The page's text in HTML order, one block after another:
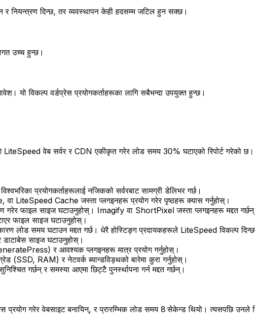
र नियन्त्रण दिन्छ, तर व्यवस्थापन केही हदसम्म जटिल हुन सक्छ।
उच्च हुन्छ।
यो विकल्प वर्डप्रेस प्रयोगकर्ताहरूका लागि सबैभन्दा उपयुक्त हुन्छ।
LiteSpeed वेब सर्वर र CDN एकीकृत गरेर लोड समय 30% घटाएको रिपोर्ट गरेको छ।
प्रयोगकर्ताहरूलाई नजिकको सर्वरबाट सामग्री डेलिभर गर्छ।
LiteSpeed Cache जस्ता प्लगइनहरू प्रयोग गरेर पृष्ठहरू क्यास गर्नुहोस्।
गरेर फाइल साइज घटाउनुहोस्। Imagify वा ShortPixel जस्ता प्लगइनहरू मद्दत
फाइल साइज घटाउनुहोस्।
लोड समय घटाउन मद्दत गर्छ। धेरै होस्टिङ्ग प्रदायकहरूले LiteSpeed विकल्प
साइज घटाउनुहोस्।
र आवश्यक प्लगइनहरू मात्र प्रयोग गर्नुहोस्।
(SSD, RAM) र नेटवर्क ब्यान्डविड्थको बारेमा कुरा गर्नुहोस्।
गर्छन् र समस्या आएमा छिट्टै पुनर्स्थापना गर्न मद्दत गर्छन्।
गरेर वेबसाइट बनायिन्, र प्रारम्भिक लोड समय 8 सेकेन्ड थियो। त्यसपछि उनले